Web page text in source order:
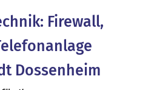
Firewall,
Dossenheim